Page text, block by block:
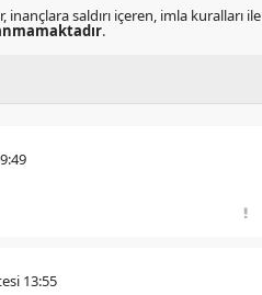
saldırı içeren, imla kuralları ile
.
13:55